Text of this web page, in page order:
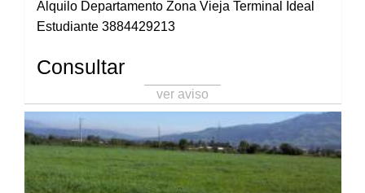
Alquilo Departamento Zona Vieja Terminal Ideal
Estudiante 3884429213
Consultar
ver aviso